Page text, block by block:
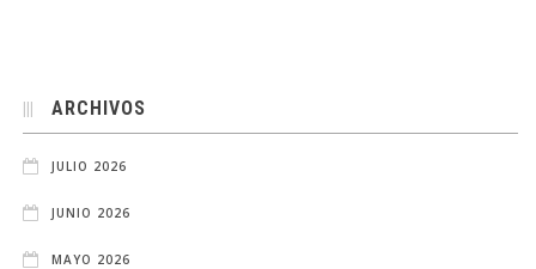
ARCHIVOS
JULIO 2026
JUNIO 2026
MAYO 2026